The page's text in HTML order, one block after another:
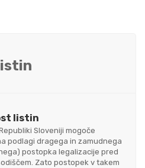
listin
Sloveniji mogoče
podlagi dragega in zamudnega
postopka legalizacije pred
Zato postopek v takem